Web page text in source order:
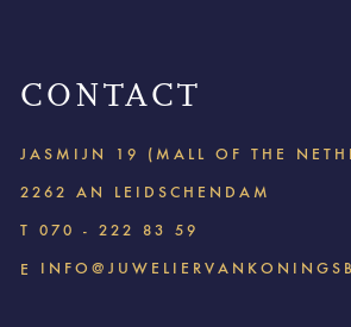
CONTACT
JASMIJN 19 (MALL OF THE
2262 AN LEIDSCHENDAM
T 070 - 222 83 59
E